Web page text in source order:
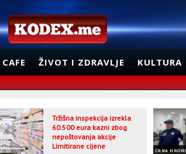
CAFE ŽIVOT I ZDRAVLJE KULTURA
Tržišna inspekcija izrekla
60.500 eura kazni zbog
nepoštovanja akcije
Limitirane cijene
CRNA